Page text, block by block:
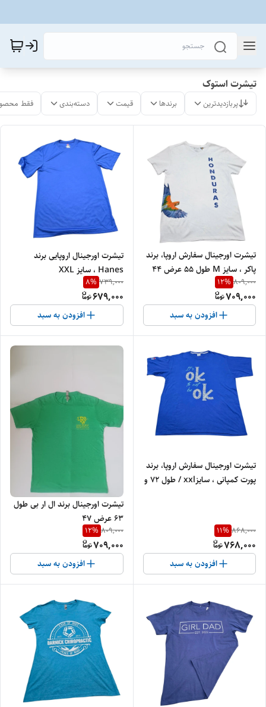
تیشرت استوک
پربازدیدترین برندها قیمت دسته‌بندی فقط
تیشرت اورجینال سفارش اروپا، برند
پاکر ، سایز M طول 55 عرض 44
کد 20
809,000
12%
709,000
افزودن به سبد
تیشرت اورجینال اروپایی برند
Hanes ، سایز XXL
739,000
8%
679,000
افزودن به سبد
تیشرت اورجینال سفارش اروپا، برند
پورت کمپانی ، سایزxxl / طول 72 و
868,000
11%
768,000
افزودن به سبد
تیشرت اورجینال برند ال ار بی طول
63 عرض 47
809,000
12%
709,000
افزودن به سبد